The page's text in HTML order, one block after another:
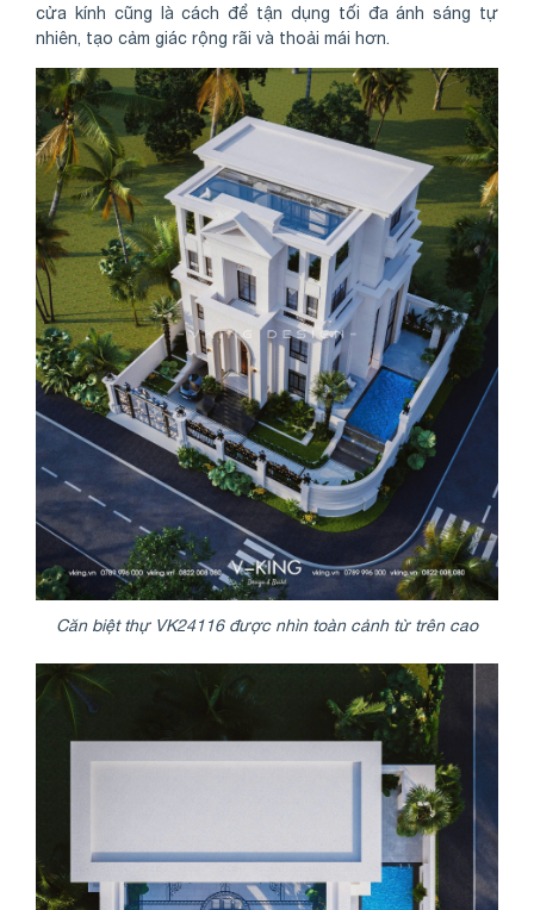
cửa kính cũng là cách để tận dụng tối đa ánh sáng tự
nhiên, tạo cảm giác rộng rãi và thoải mái hơn.
Căn biệt thự VK24116 được nhìn toàn cảnh từ trên cao